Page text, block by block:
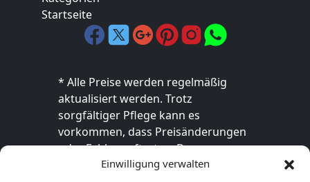
Einwilligung verwalten
Startseite
* Alle Preise werden regelmäßig
aktualisiert werden. Trotz
sorgfältiger Pflege kann es
vorkommen, dass Preisänderungen
oder Fehler auftreten. Der
endgültige Preis sowie die